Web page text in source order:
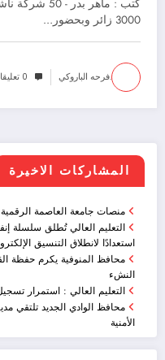
كتب : ماهر
3000 زائر وبحضور…
.فرحه الباروكي 0 تعليقات
المشاركات الاخيرة
منصات جامعة العاصمة
التعليم العالي تُطلق سلسلة
استعدادًا لانطلاق التنسيق
محافظ المنوفية يكرم حفظة
النشء
التعليم العالي : استمرار
محافظ الوادي الجديد تلتقي
الأمنية